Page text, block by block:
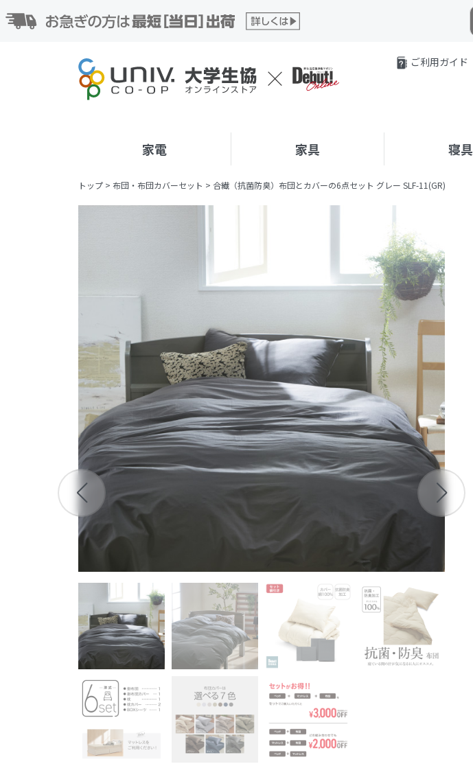
ご利用ガイド
家電 家具 寝具
トップ > 布団・布団カバーセット > 合繊（抗菌防臭）布団とカバーの6点セット グレー SLF-11(GR)